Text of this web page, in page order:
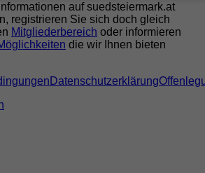
auf suedsteiermark.at
registrieren Sie sich doch gleich
Mitgliederbereich oder informieren
die wir Ihnen bieten
Datenschutzerklärung